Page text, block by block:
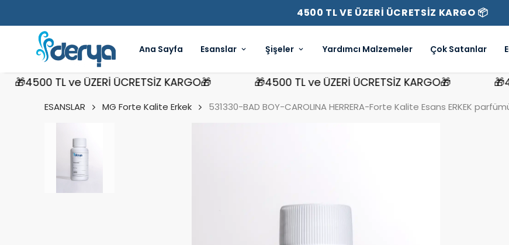
4500 TL VE ÜZERİ ÜCRETSİZ KARGO 📦
Ana Sayfa Esanslar Şişeler Yardımcı Malzemeler Çok Satanlar
TL ve ÜZERİ ÜCRETSİZ KARGO🎁 🎁4500 TL ve ÜZERİ ÜCRETSİZ KARGO🎁
ESANSLAR MG Forte Kalite Erkek
531330-BAD BOY-CAROLINA HERRERA-Forte Kalite Esans ERKEK